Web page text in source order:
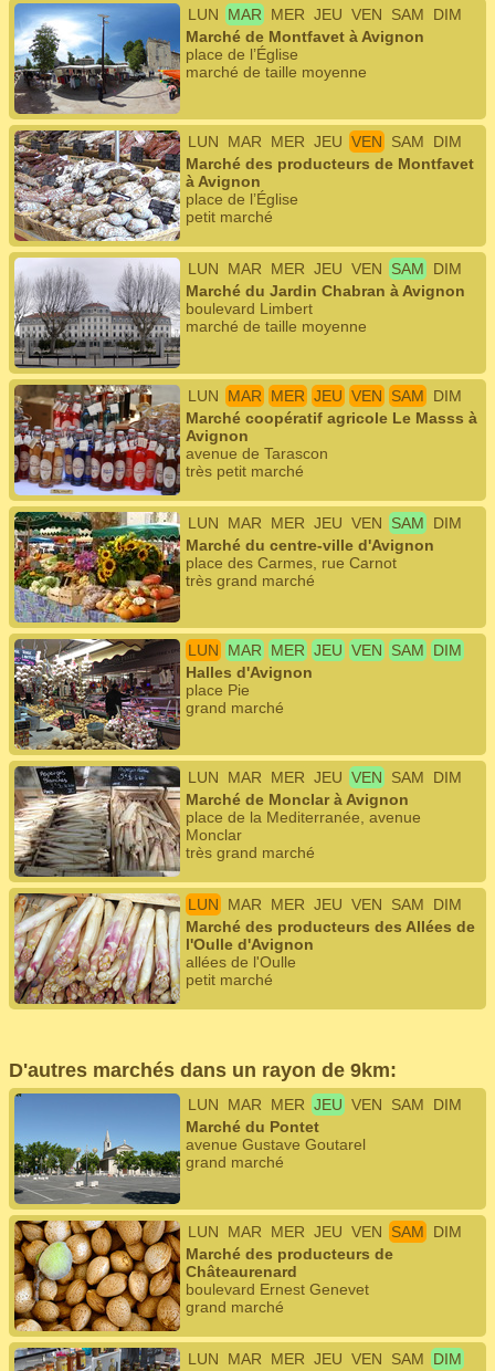
LUN MAR MER JEU VEN SAM
DIM
Marché de Montfavet à Avignon
place de l’Église
marché de taille moyenne
LUN MAR MER JEU VEN SAM
DIM
Marché des producteurs de Montfavet
à Avignon
place de l’Église
petit marché
LUN MAR MER JEU VEN SAM
DIM
Marché du Jardin Chabran à Avignon
boulevard Limbert
marché de taille moyenne
LUN MAR MER JEU VEN SAM
DIM
Marché coopératif agricole Le Masss à
Avignon
avenue de Tarascon
très petit marché
LUN MAR MER JEU VEN SAM
DIM
Marché du centre-ville d'Avignon
place des Carmes, rue Carnot
très grand marché
LUN MAR MER JEU VEN SAM
DIM
Halles d'Avignon
place Pie
grand marché
LUN MAR MER JEU VEN SAM
DIM
Marché de Monclar à Avignon
place de la Mediterranée, avenue
Monclar
très grand marché
LUN MAR MER JEU VEN SAM
DIM
Marché des producteurs des Allées de
l'Oulle d'Avignon
allées de l'Oulle
petit marché
D'autres marchés dans un rayon de 9km:
LUN MAR MER JEU VEN SAM
DIM
Marché du Pontet
avenue Gustave Goutarel
grand marché
LUN MAR MER JEU VEN SAM
DIM
Marché des producteurs de
Châteaurenard
boulevard Ernest Genevet
grand marché
LUN MAR MER JEU VEN SAM
DIM